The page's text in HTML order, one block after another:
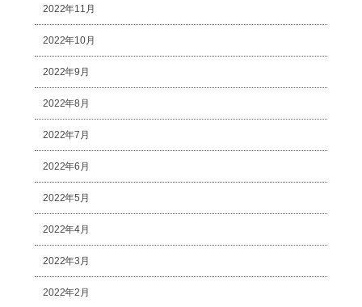
2022年11月
2022年10月
2022年9月
2022年8月
2022年7月
2022年6月
2022年5月
2022年4月
2022年3月
2022年2月